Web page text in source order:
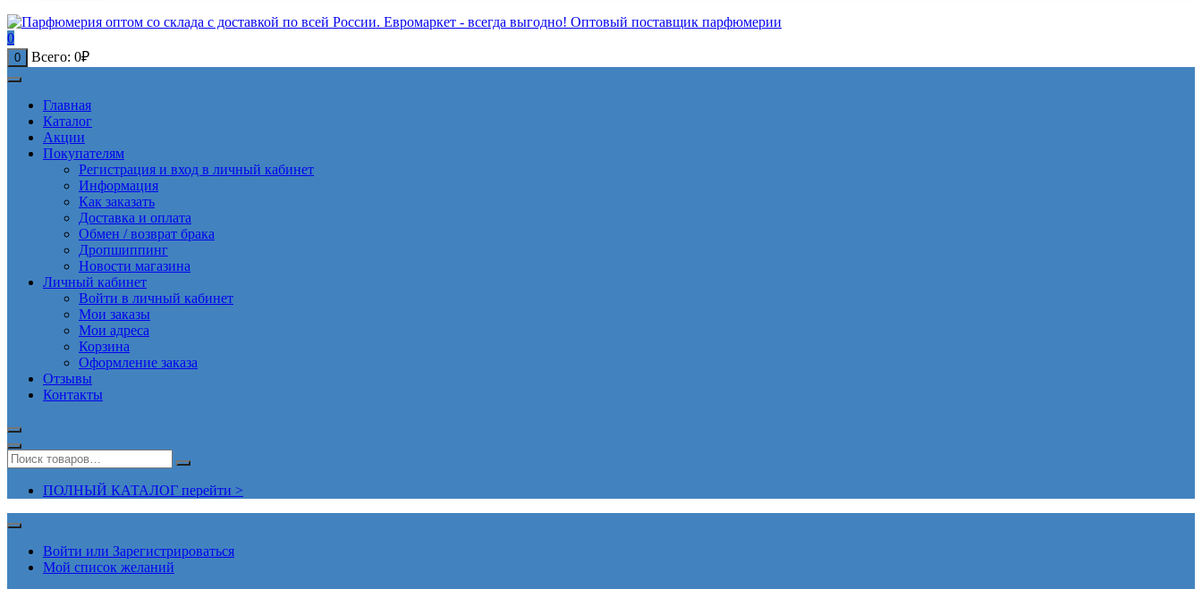
0
0 Всего: 0₽
Главная
Каталог
Акции
Покупателям
Регистрация и вход в личный кабинет
Информация
Как заказать
Доставка и оплата
Обмен / возврат брака
Дропшиппинг
Новости магазина
Личный кабинет
Войти в личный кабинет
Мои заказы
Мои адреса
Корзина
Оформление заказа
Отзывы
Контакты
ПОЛНЫЙ КАТАЛОГ перейти >
Войти или Зарегистрироваться
Мой список желаний